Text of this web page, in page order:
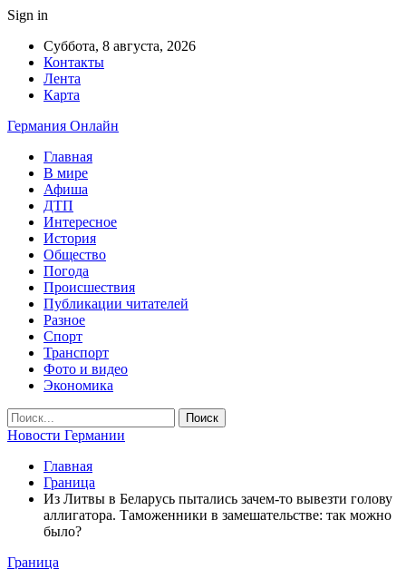
Sign in
Суббота, 8 августа, 2026
Контакты
Лента
Карта
Германия Онлайн
Главная
В мире
Афиша
ДТП
Интересное
История
Общество
Погода
Происшествия
Публикации читателей
Разное
Спорт
Транспорт
Фото и видео
Экономика
Новости Германии
Главная
Граница
Из Литвы в Беларусь пытались зачем-то вывезти голову
аллигатора. Таможенники в замешательстве: так можно
было?
Граница